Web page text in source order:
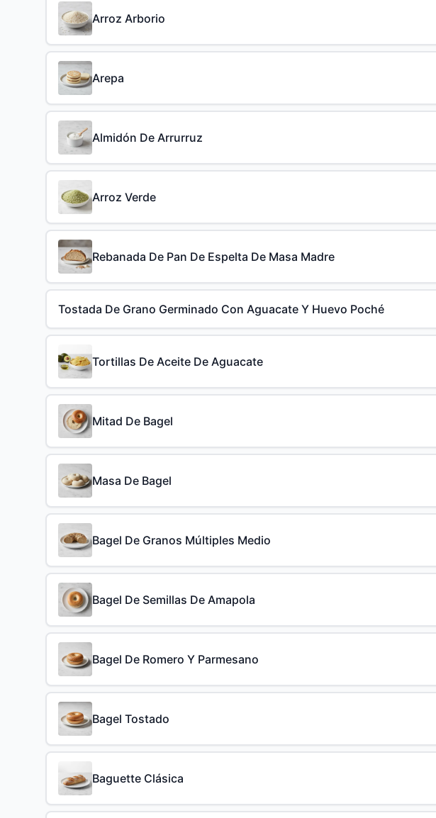
Arroz Arborio
Arepa
Almidón De Arrurruz
Arroz Verde
Rebanada De Pan De Espelta De Masa Madre
Tostada De Grano Germinado Con Aguacate Y Huevo Poché
Tortillas De Aceite De Aguacate
Mitad De Bagel
Masa De Bagel
Bagel De Granos Múltiples Medio
Bagel De Semillas De Amapola
Bagel De Romero Y Parmesano
Bagel Tostado
Baguette Clásica